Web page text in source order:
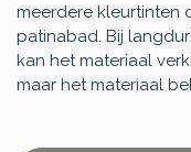
meerdere kleurtinten
patinabad. Bij
kan het materiaal
maar het materiaal